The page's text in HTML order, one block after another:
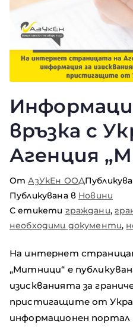
връзка с
Агенция
ОтАзУкЕн ООД
Публикувана в Новини
С етикети граждани,
необходими документи,
На интернет
„Митници“ е
изискванията за
пристигащите от
информационен